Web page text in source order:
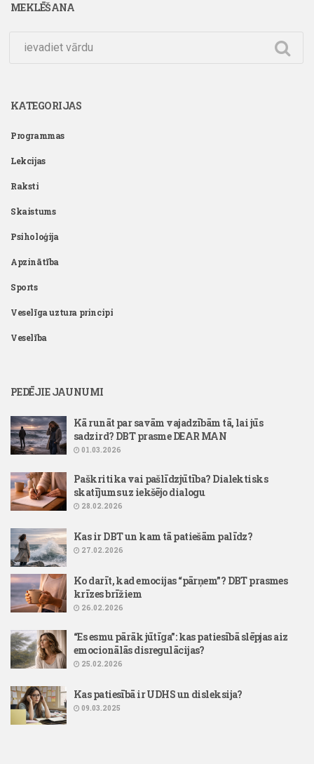
MEKLĒŠANA
KATEGORIJAS
Programmas
Lekcijas
Raksti
Skaistums
Psiholoģija
Apzinātība
Sports
Veselīga uztura principi
Veselība
PEDĒJIE JAUNUMI
Kā runāt par savām vajadzībām tā, lai jūs
sadzird? DBT prasme DEAR MAN
01.03.2026
Paškritika vai pašlīdzjūtība? Dialektisks
skatījums uz iekšējo dialogu
28.02.2026
Kas ir DBT un kam tā patiešām palīdz?
27.02.2026
Ko darīt, kad emocijas “pārņem”? DBT prasmes
krīzes brīžiem
26.02.2026
“Es esmu pārāk jūtīga”: kas patiesībā slēpjas aiz
emocionālās disregulācijas?
25.02.2026
Kas patiesībā ir UDHS un disleksija?
09.03.2025